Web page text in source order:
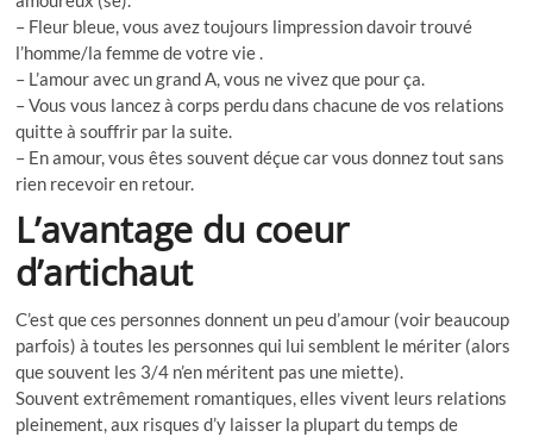
– Fleur bleue, vous avez toujours limpression davoir trouvé
l’homme/la femme de votre vie .
– L’amour avec un grand A, vous ne vivez que pour ça.
– Vous vous lancez à corps perdu dans chacune de vos relations
quitte à souffrir par la suite.
– En amour, vous êtes souvent déçue car vous donnez tout sans
rien recevoir en retour.
L’avantage du coeur
d’artichaut
C’est que ces personnes donnent un peu d’amour (voir beaucoup
parfois) à toutes les personnes qui lui semblent le mériter (alors
que souvent les 3/4 n’en méritent pas une miette).
Souvent extrêmement romantiques, elles vivent leurs relations
pleinement, aux risques d’y laisser la plupart du temps de